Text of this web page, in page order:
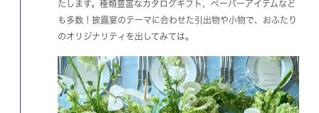
たします。種類豊富なカタログギフト、ペーパーアイテムなど
も多数！披露宴のテーマに合わせた引出物や小物で、おふたり
のオリジナリティを出してみては。